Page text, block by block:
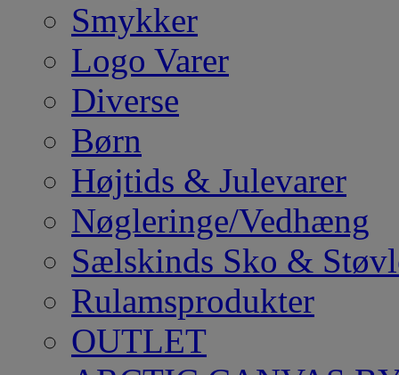
Smykker
Logo Varer
Diverse
Børn
Højtids & Julevarer
Nøgleringe/Vedhæng
Sælskinds Sko &
Rulamsprodukter
OUTLET